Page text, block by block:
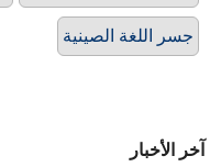
جسر اللغة الصينية
آخر الأخبار